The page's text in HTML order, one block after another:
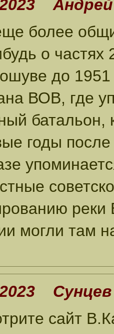
Андрей
более
о
до
ВОВ, где
батальон,
годы
реки
могли там
Сунцев
сайт